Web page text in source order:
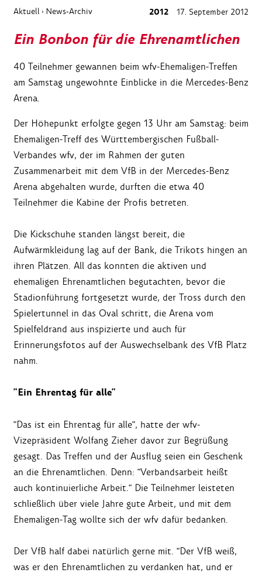
Aktuell › News-Archiv 2012 17. September 2012
Ein Bonbon für die Ehrenamtlichen
40 Teilnehmer gewannen beim wfv-Ehemaligen-Treffen
am Samstag ungewohnte Einblicke in die Mercedes-Benz
Arena.
Der Höhepunkt erfolgte gegen 13 Uhr am Samstag: beim
Ehemaligen-Treff des Württembergischen Fußball-
Verbandes wfv, der im Rahmen der guten
Zusammenarbeit mit dem VfB in der Mercedes-Benz
Arena abgehalten wurde, durften die etwa 40
Teilnehmer die Kabine der Profis betreten.
Die Kickschuhe standen längst bereit, die
Aufwärmkleidung lag auf der Bank, die Trikots hingen an
ihren Plätzen. All das konnten die aktiven und
ehemaligen Ehrenamtlichen begutachten, bevor die
Stadionführung fortgesetzt wurde, der Tross durch den
Spielertunnel in das Oval schritt, die Arena vom
Spielfeldrand aus inspizierte und auch für
Erinnerungsfotos auf der Auswechselbank des VfB Platz
nahm.
"Ein Ehrentag für alle"
"Das ist ein Ehrentag für alle", hatte der wfv-
Vizepräsident Wolfang Zieher davor zur Begrüßung
gesagt. Das Treffen und der Ausflug seien ein Geschenk
an die Ehrenamtlichen. Denn: "Verbandsarbeit heißt
auch kontinuierliche Arbeit." Die Teilnehmer leisteten
schließlich über viele Jahre gute Arbeit, und mit dem
Ehemaligen-Tag wollte sich der wfv dafür bedanken.
Der VfB half dabei natürlich gerne mit. "Der VfB weiß,
was er den Ehrenamtlichen zu verdanken hat, und er